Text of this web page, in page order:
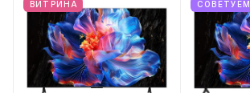
ВИТРИНА
СОВЕТУЕМ